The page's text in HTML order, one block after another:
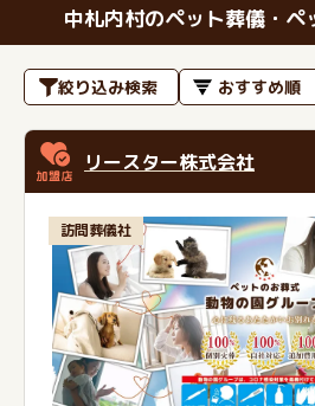
中札内村のペット葬儀・ペ
絞り込み検索
リースター株式会社
訪問葬儀社